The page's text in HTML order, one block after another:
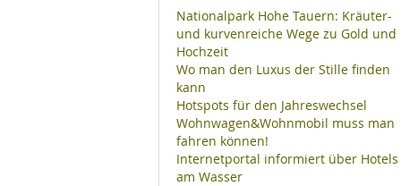
Nationalpark Hohe Tauern: Kräuter-
und kurvenreiche Wege zu Gold und
Hochzeit
Wo man den Luxus der Stille finden
kann
Hotspots für den Jahreswechsel
Wohnwagen&Wohnmobil muss man
fahren können!
Internetportal informiert über Hotels
am Wasser